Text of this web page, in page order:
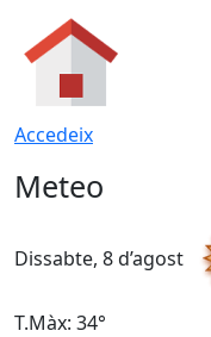
Accedeix
Meteo
Dissabte, 8 d’agost
T.Màx: 34°